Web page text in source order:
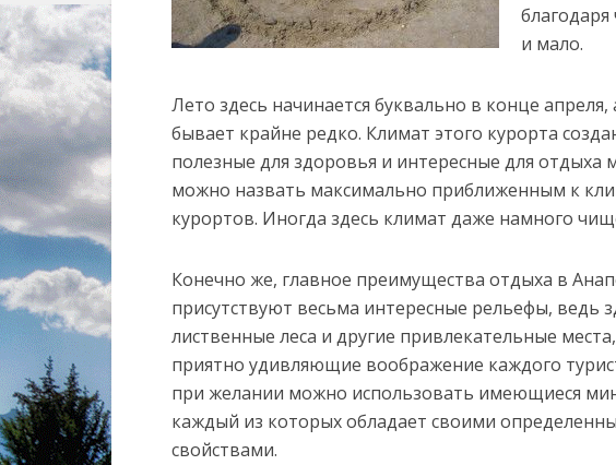
и мало.
Лето здесь начинается буквально в конце апреля,
бывает крайне редко. Климат этого курорта
полезные для здоровья и интересные для отдыха
можно назвать максимально приближенным к
курортов. Иногда здесь климат даже намного
Конечно же, главное преимущества отдыха в
присутствуют весьма интересные рельефы, ведь
лиственные леса и другие привлекательные
приятно удивляющие воображение каждого
при желании можно использовать имеющиеся
каждый из которых обладает своими
свойствами.